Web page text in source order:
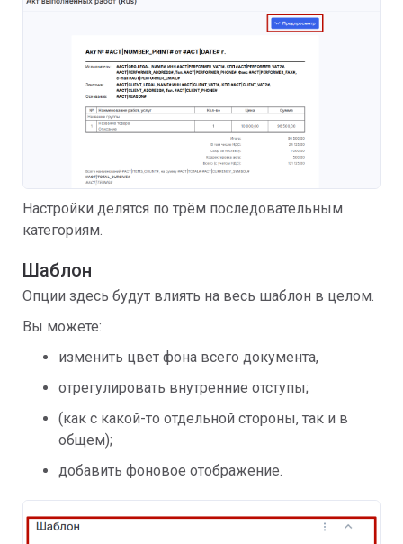
Настройки делятся по трём последовательным
категориям.
Шаблон
Опции здесь будут влиять на весь шаблон в целом.
Вы можете:
изменить цвет фона всего документа,
отрегулировать внутренние отступы;
(как с какой-то отдельной стороны, так и в
общем);
добавить фоновое отображение.